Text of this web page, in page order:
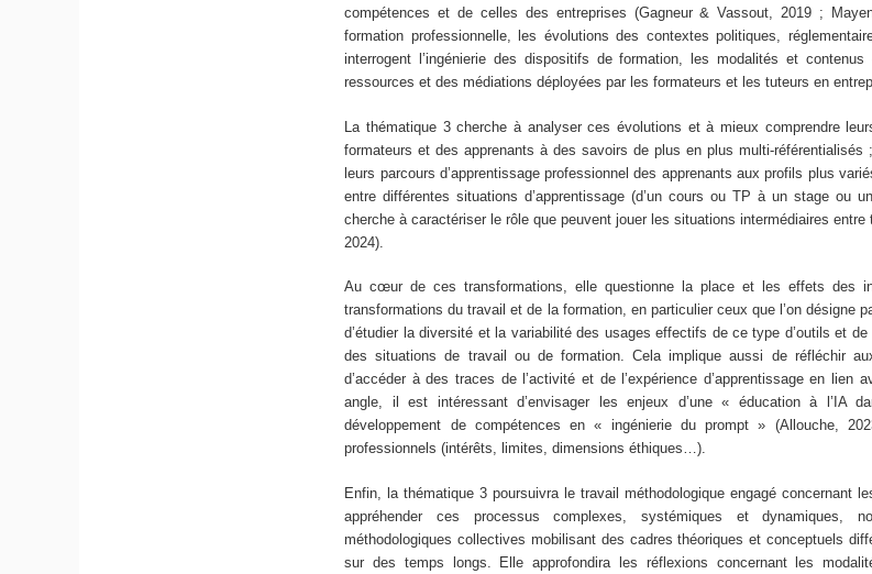
compétences et de celles des entreprises (Gagneur & Vassout, 2019 ;
formation professionnelle, les évolutions des contextes politiques,
interrogent l’ingénierie des dispositifs de formation, les modalités et contenus
ressources et des médiations déployées par les formateurs et les tuteurs en
La thématique 3 cherche à analyser ces évolutions et à mieux comprendre
formateurs et des apprenants à des savoirs de plus en plus multi-référentialisés
leurs parcours d’apprentissage professionnel des apprenants aux profils plus
entre différentes situations d’apprentissage (d’un cours ou TP à un stage ou
cherche à caractériser le rôle que peuvent jouer les situations intermédiaires entre
2024).
Au cœur de ces transformations, elle questionne la place et les effets des
transformations du travail et de la formation, en particulier ceux que l’on désigne
d’étudier la diversité et la variabilité des usages effectifs de ce type d’outils et
des situations de travail ou de formation. Cela implique aussi de réfléchir
d’accéder à des traces de l’activité et de l’expérience d’apprentissage en lien
angle, il est intéressant d’envisager les enjeux d’une « éducation à l’IA
développement de compétences en « ingénierie du prompt » (Allouche,
professionnels (intérêts, limites, dimensions éthiques…).
Enfin, la thématique 3 poursuivra le travail méthodologique engagé concernant
appréhender ces processus complexes, systémiques et dynamiques,
méthodologiques collectives mobilisant des cadres théoriques et conceptuels
sur des temps longs. Elle approfondira les réflexions concernant les